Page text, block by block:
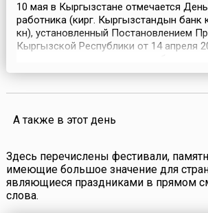
10 мая в Кыргызстане отмечается
работника (кирг. Кыргызстандын банк
күнү), установленный Постановлением
Кыргызской Республики от 14 апреля
социально-экономическое развитие
А также в этот день
Здесь перечислены фестивали,
имеющие большое значение для
являющиеся праздниками в прямом
слова.